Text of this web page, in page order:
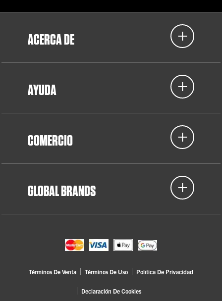
ACERCA DE
AYUDA
COMERCIO
GLOBAL BRANDS
Términos De Venta Términos De Uso Política De Privacidad
Declaración De Cookies